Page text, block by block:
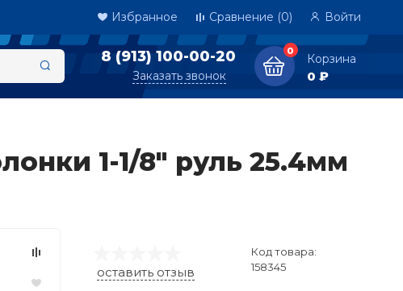
Избранное Сравнение (0) Войти
8 (913) 100-00-20
Заказать звонок
0
Корзина
0 ₽
1-1/8" руль 25.4мм
оставить отзыв
Код товара:
158345